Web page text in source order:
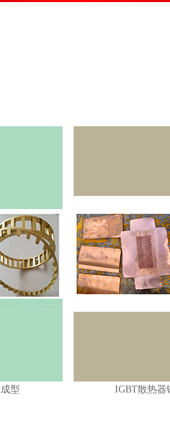
IGBT散热器锻压成型